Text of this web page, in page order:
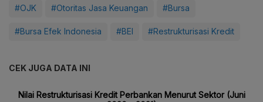
#OJK #Otoritas Jasa Keuangan #Bursa
#Bursa Efek Indonesia #BEI #Restrukturisasi Kredit
CEK JUGA DATA INI